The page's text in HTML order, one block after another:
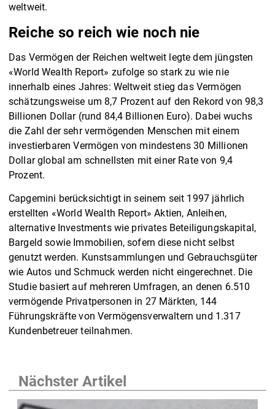
weltweit.
Reiche so reich wie noch nie
Das Vermögen der Reichen weltweit legte dem jüngsten
«World Wealth Report» zufolge so stark zu wie nie
innerhalb eines Jahres: Weltweit stieg das Vermögen
schätzungsweise um 8,7 Prozent auf den Rekord von 98,3
Billionen Dollar (rund 84,4 Billionen Euro). Dabei wuchs
die Zahl der sehr vermögenden Menschen mit einem
investierbaren Vermögen von mindestens 30 Millionen
Dollar global am schnellsten mit einer Rate von 9,4
Prozent.
Capgemini berücksichtigt in seinem seit 1997 jährlich
erstellten «World Wealth Report» Aktien, Anleihen,
alternative Investments wie privates Beteiligungskapital,
Bargeld sowie Immobilien, sofern diese nicht selbst
genutzt werden. Kunstsammlungen und Gebrauchsgüter
wie Autos und Schmuck werden nicht eingerechnet. Die
Studie basiert auf mehreren Umfragen, an denen 6.510
vermögende Privatpersonen in 27 Märkten, 144
Führungskräfte von Vermögensverwaltern und 1.317
Kundenbetreuer teilnahmen.
Nächster Artikel